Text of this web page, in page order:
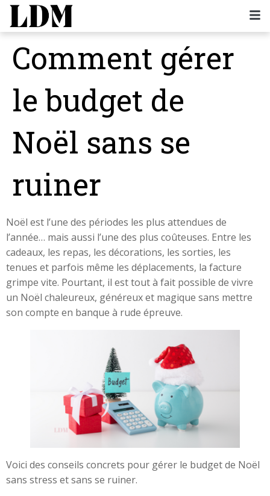
Comment gérer
le budget de
Noël sans se
ruiner
Noël est l’une des périodes les plus attendues de
l’année… mais aussi l’une des plus coûteuses. Entre les
cadeaux, les repas, les décorations, les sorties, les
tenues et parfois même les déplacements, la facture
grimpe vite. Pourtant, il est tout à fait possible de vivre
un Noël chaleureux, généreux et magique sans mettre
son compte en banque à rude épreuve.
Voici des conseils concrets pour gérer le budget de Noël
sans stress et sans se ruiner.